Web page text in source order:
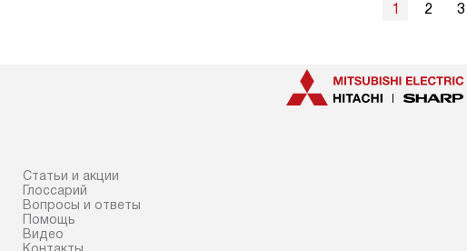
1 2 3
Статьи и акции
Глоссарий
Вопросы и ответы
Помощь
Видео